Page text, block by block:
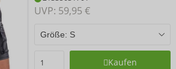
UVP: 59,95 €
Kaufen